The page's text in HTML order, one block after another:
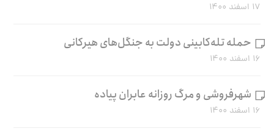
۱۷ اسفند ۱۴۰۰
حمله تله‌کابینی دولت به جنگل‌های هیرکانی
۱۶ اسفند ۱۴۰۰
شهرفروشی و مرگ روزانه عابران پیاده
۱۶ اسفند ۱۴۰۰